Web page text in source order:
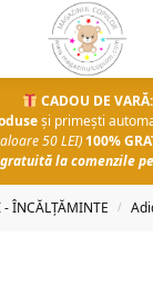
CADOU DE VARĂ:
și primești
50 LEI) 100%
la comenzile
- ÎNCĂLȚĂMINTE /